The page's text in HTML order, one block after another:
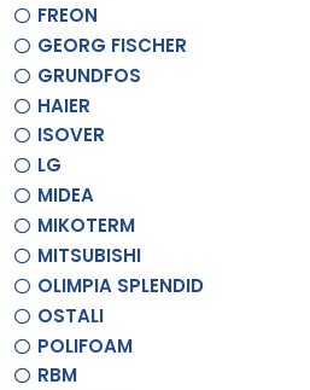
FREON
GEORG FISCHER
GRUNDFOS
HAIER
ISOVER
LG
MIDEA
MIKOTERM
MITSUBISHI
OLIMPIA SPLENDID
OSTALI
POLIFOAM
RBM